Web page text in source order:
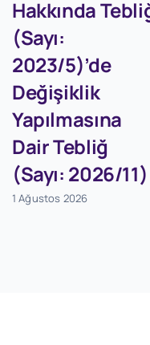
Hakkında
(Sayı:
2023/5)’de
Değişiklik
Yapılmasına
Dair Tebliğ
(Sayı: 2026/11)
1 Ağustos 2026